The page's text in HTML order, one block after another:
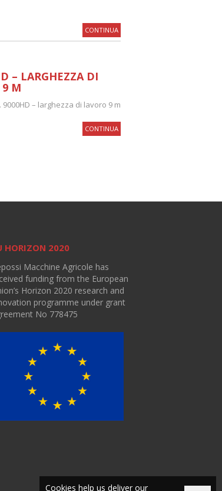
CONTINUA
– LARGHEZZA DI
9 M
– larghezza di lavoro 9 m
CONTINUA
HORIZON 2020
Macchine Agricole has
funding from the European
Horizon 2020 research and
programme under grant
No 778475
Cookies help us deliver our